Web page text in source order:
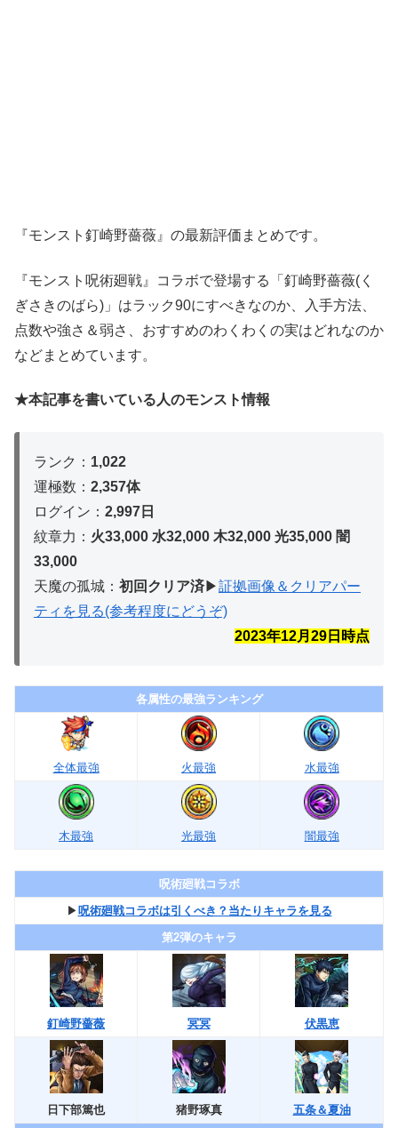
『モンスト釘崎野薔薇』の最新評価まとめです。
『モンスト呪術廻戦』コラボで登場する「釘崎野薔薇(く
ぎさきのばら)」はラック90にすべきなのか、入手方法、
点数や強さ＆弱さ、おすすめのわくわくの実はどれなのか
などまとめています。
★本記事を書いている人のモンスト情報
ランク： 1,022
運極数： 2,357体
ログイン： 2,997日
紋章力： 火33,000 水32,000 木32,000 光35,000 闇
33,000
天魔の孤城： 初回クリア済▶︎証拠画像＆クリアパー
ティを見る(参考程度にどうぞ)
2023年12月29 日時点
各属性の最強ランキング
全体最強 火最強 水最強
木最強 光最強 闇最強
呪術廻戦コラボ
▶︎呪術廻戦コラボは引くべき？当たりキャラを見る
第2弾のキャラ
釘崎野薔薇 冥冥 伏黒恵
日下部篤也 猪野琢真
五条＆夏油